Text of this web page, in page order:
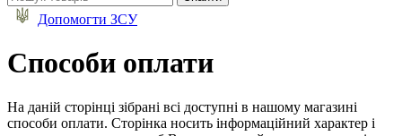
Допомогти ЗСУ
Способи оплати
На даній сторінці зібрані всі доступні в нашому магазині
способи оплати. Сторінка носить інформаційний характер і